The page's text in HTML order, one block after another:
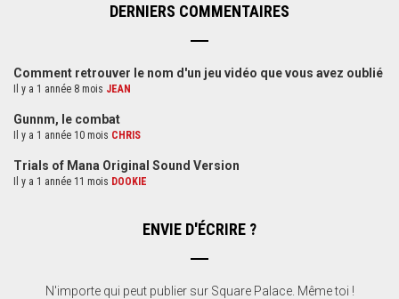
DERNIERS COMMENTAIRES
Comment retrouver le nom d'un jeu vidéo que vous avez oublié
Il y a 1 année 8 mois JEAN
Gunnm, le combat
Il y a 1 année 10 mois CHRIS
Trials of Mana Original Sound Version
Il y a 1 année 11 mois DOOKIE
ENVIE D'ÉCRIRE ?
N'importe qui peut publier sur Square Palace. Même toi !